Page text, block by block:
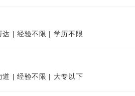
达 | 经验不限 | 学历不限
道 | 经验不限 | 大专以下